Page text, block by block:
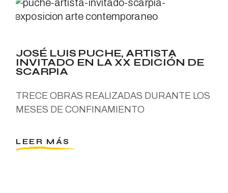
JOSÉ LUIS PUCHE, ARTISTA
INVITADO EN LA XX EDICIÓN DE
SCARPIA
TRECE OBRAS REALIZADAS DURANTE LOS
MESES DE CONFINAMIENTO
LEER MÁS